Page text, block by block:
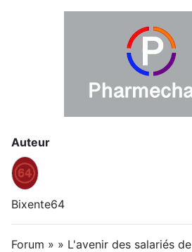
Auteur
Bixente64
Forum » » L'avenir des salariés de